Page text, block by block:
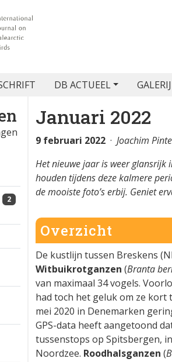
DB ACTUEEL GALERIJ
2
Januari 2022
9 februari 2022 · Joachim
Het nieuwe jaar is weer glansrijk
houden tijdens deze kalmere
de mooiste foto’s erbij. Geniet
Overzicht
De kustlijn tussen Breskens
Witbuikrotganzen (Branta
van maximaal 34 vogels.
had toch het geluk om ze kort
mei 2020 in Denemarken
GPS-data heeft aangetoond
tussenstops op Spitsbergen,
Noordzee. Roodhalsganzen (